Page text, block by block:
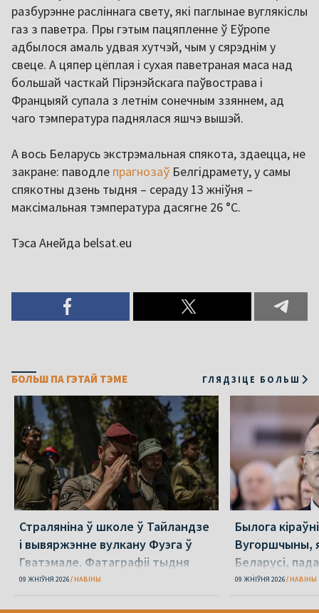
разбурэнне расліннага свету, які паглынае вуглякіслы
газ з паветра. Пры гэтым пацяпленне ў Еўропе
адбылося амаль удвая хутчэй, чым у сярэднім у
свеце. А цяпер цёплая і сухая паветраная маса над
большай часткай Пірэнэйскага паўвострава і
Францыяй супала з летнім сонечным ззяннем, ад
чаго тэмпература паднялася яшчэ вышэй.
А вось Беларусь экстрэмальная спякота, здаецца, не
закране: паводле прагнозаў Белгідрамету, у самы
спякотны дзень тыдня – сераду 13 жніўня –
максімальная тэмпература дасягне 26 °C.
Тэса Анейда belsat.eu
БОЛЬШ ПА ГЭТАЙ ТЭМЕ ГЛЯДЗІЦЕ БОЛЬШ
Страляніна ў школе ў Тайландзе
і вывяржэнне вулкану Фуэга ў
Гватэмале. Фатаграфіі тыдня
09 ЖНІЎНЯ 2026 НАВІНЫ
Былога
Вугоршчыны,
Беларусі,
хабарніцтве
09 ЖНІЎНЯ 2026 НАВІНЫ